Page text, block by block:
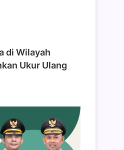
di Wilayah
Ukur Ulang